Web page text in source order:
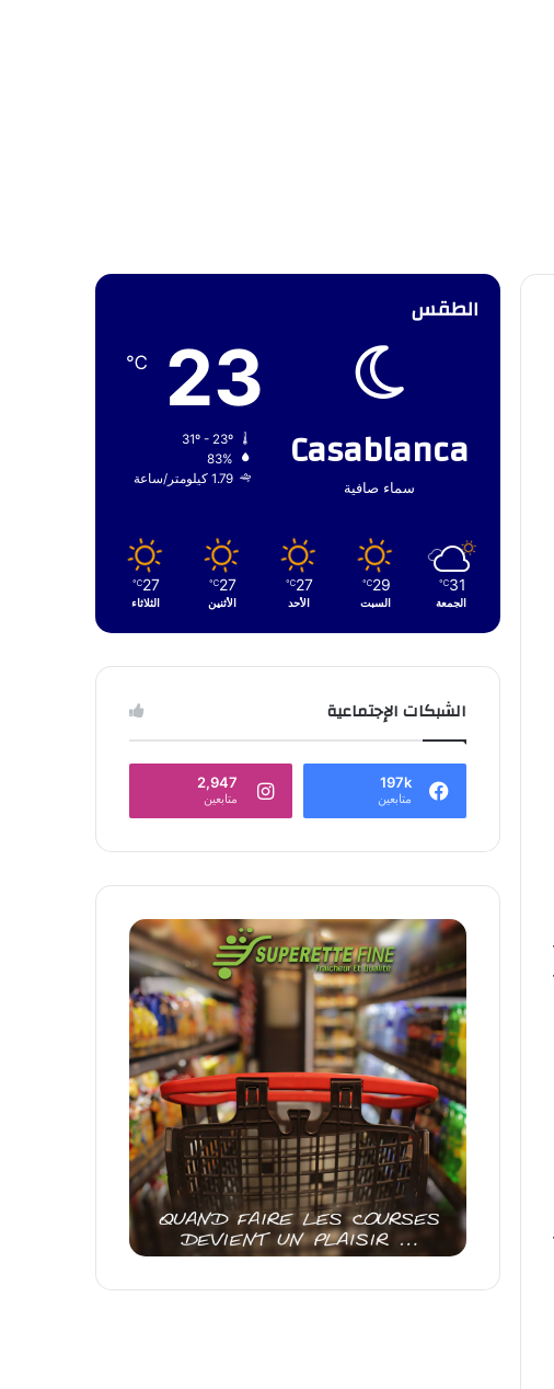
الطقس
Casablanca
سماء صافية
23
℃
83%
1.79 كيلومتر/ساعة
31
℃
الجمعة
29
℃
السبت
27
℃
الأحد
27
℃
الأثنين
27
℃
الثلاثاء
الشبكات الإجتماعية
197k
متابعين
2,947
متابعين